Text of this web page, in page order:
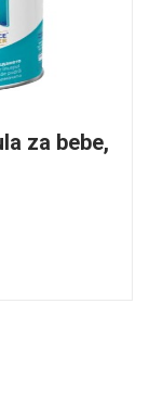
za bebe,